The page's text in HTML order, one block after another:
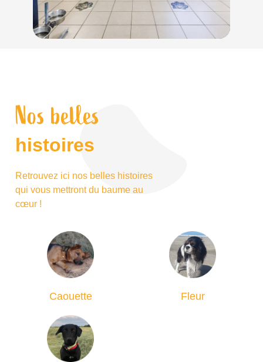
Nos belles
histoires
Retrouvez ici nos belles histoires
qui vous mettront du baume au
cœur !
Caouette Fleur